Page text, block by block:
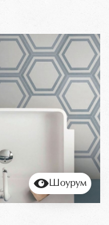
Шоурум